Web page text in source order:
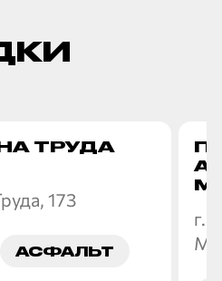
ТРУДА
173
АСФАЛЬТ
г.